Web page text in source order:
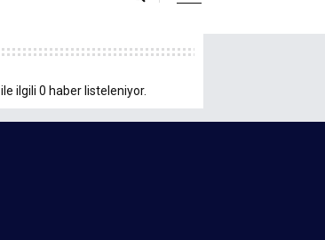
ile ilgili 0 haber listeleniyor.